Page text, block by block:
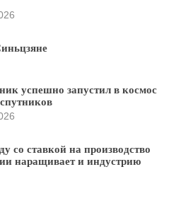
успешно запустил в космос
со ставкой на производство
наращивает и индустрию